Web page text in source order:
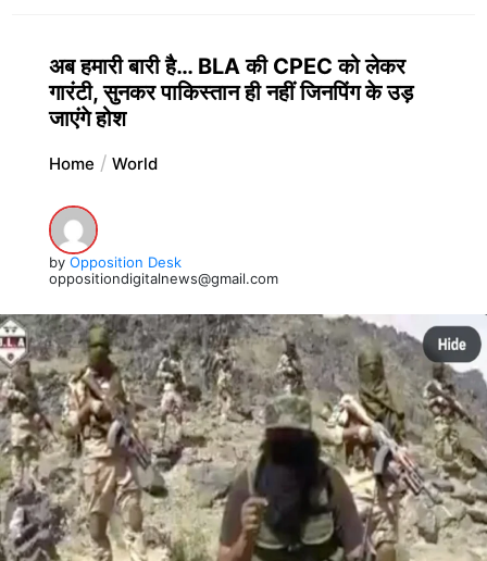
अब हमारी बारी है… BLA की CPEC को लेकर
गारंटी, सुनकर पाकिस्तान ही नहीं जिनपिंग के उड़
जाएंगे होश
Home World
by Opposition Desk
oppositiondigitalnews@gmail.com